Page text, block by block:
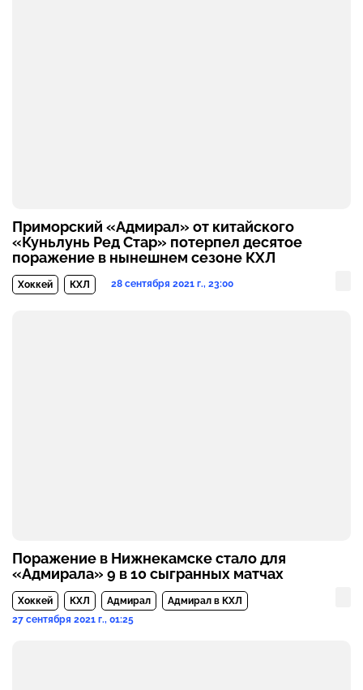
Приморский «Адмирал» от китайского
«Куньлунь Ред Стар» потерпел десятое
поражение в нынешнем сезоне КХЛ
Хоккей КХЛ 28 сентября 2021 г., 23:00
Поражение в Нижнекамске стало для
«Адмирала» 9 в 10 сыгранных матчах
Хоккей КХЛ Адмирал
Адмирал в КХЛ
27 сентября 2021 г., 01:25